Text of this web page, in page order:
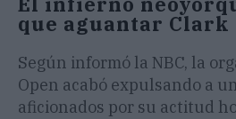
que aguantar Clark
Según informó la NBC, la
Open acabó expulsando a
aficionados por su actitud